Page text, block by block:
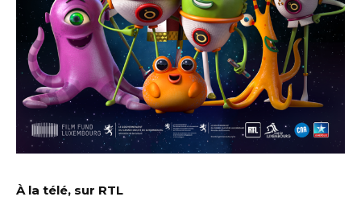
À la télé, sur RTL